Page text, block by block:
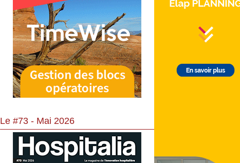
Le #73 - Mai 2026